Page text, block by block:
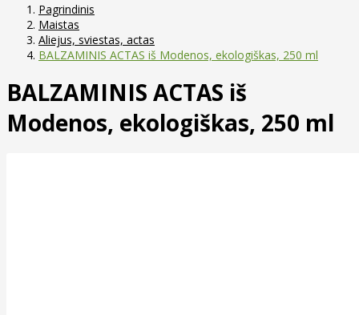
Pagrindinis
Maistas
Aliejus, sviestas, actas
BALZAMINIS ACTAS iš Modenos, ekologiškas, 250 ml
BALZAMINIS ACTAS iš
Modenos, ekologiškas, 250 ml